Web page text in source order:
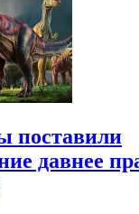
поставили
давнее